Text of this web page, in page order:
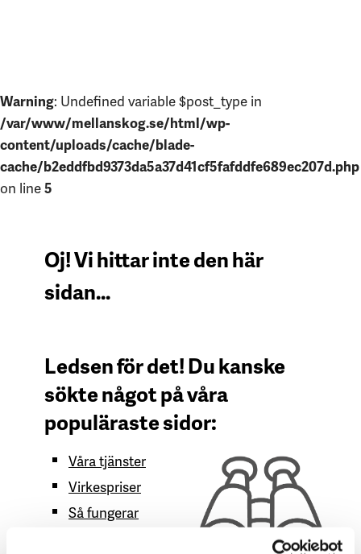
Warning: Undefined variable $post_type in
/var/www/mellanskog.se/html/wp-
content/uploads/cache/blade-
cache/b2eddfbd9373da5a37d41cf5fafddfe689ec207d.php
on line5
Oj! Vi hittar inte den här
sidan...
Ledsen för det! Du kanske
sökte något på våra
populäraste sidor:
Våra tjänster
Virkespriser
Så fungerar